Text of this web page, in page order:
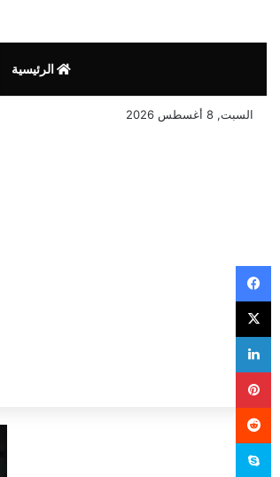
الرئيسية
السبت, 8 أغسطس 2026
فيسبوك
‫X
لينكدإن
بينتيريست
سكايب